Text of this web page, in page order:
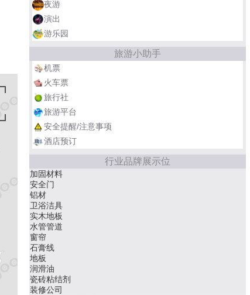
夜游
演出
游乐园
旅游小助手
机票
火车票
旅行社
旅游平台
安全提醒/注意事项
酒店预订
行业品牌展示位
加固材料
安全门
铝材
卫浴洁具
实木地板
水管管道
窗帘
石膏线
地板
润滑油
瓷砖粘结剂
装修公司